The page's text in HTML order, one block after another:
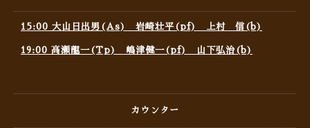
15:00 大山日出男(As) 岩崎壮平(pf) 上村 信(b)
19:00 高瀬龍一(Tp) 嶋津健一(pf) 山下弘治(b)
カウンター